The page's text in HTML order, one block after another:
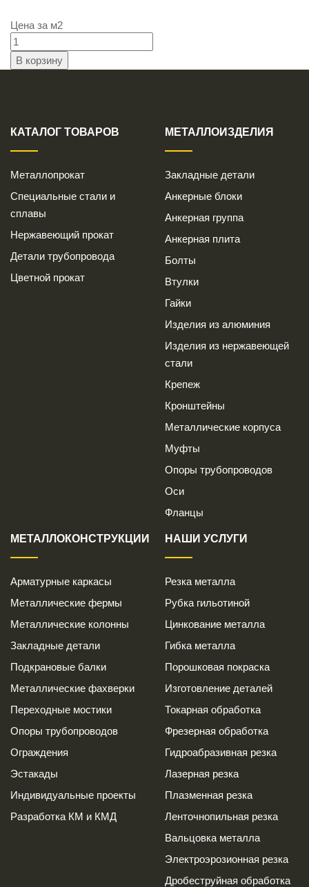
Цена за м2
КАТАЛОГ ТОВАРОВ
Металлопрокат
Специальные стали и
сплавы
Нержавеющий прокат
Детали трубопровода
Цветной прокат
МЕТАЛЛОИЗДЕЛИЯ
Закладные детали
Анкерные блоки
Анкерная группа
Анкерная плита
Болты
Втулки
Гайки
Изделия из алюминия
Изделия из нержавеющей
стали
Крепеж
Кронштейны
Металлические корпуса
Муфты
Опоры трубопроводов
Оси
Фланцы
МЕТАЛЛОКОНСТРУКЦИИ
Арматурные каркасы
Металлические фермы
Металлические колонны
Закладные детали
Подкрановые балки
Металлические фахверки
Переходные мостики
Опоры трубопроводов
Ограждения
Эстакады
Индивидуальные проекты
Разработка КМ и КМД
НАШИ УСЛУГИ
Резка металла
Рубка гильотиной
Цинкование металла
Гибка металла
Порошковая покраска
Изготовление деталей
Токарная обработка
Фрезерная обработка
Гидроабразивная резка
Лазерная резка
Плазменная резка
Ленточнопильная резка
Вальцовка металла
Электроэрозионная резка
Дробеструйная обработка